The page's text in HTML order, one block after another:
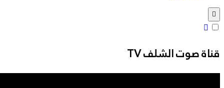
قناة صوت الشلف TV